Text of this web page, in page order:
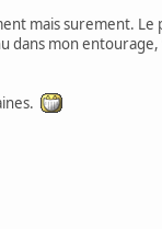
mais surement.
dans mon